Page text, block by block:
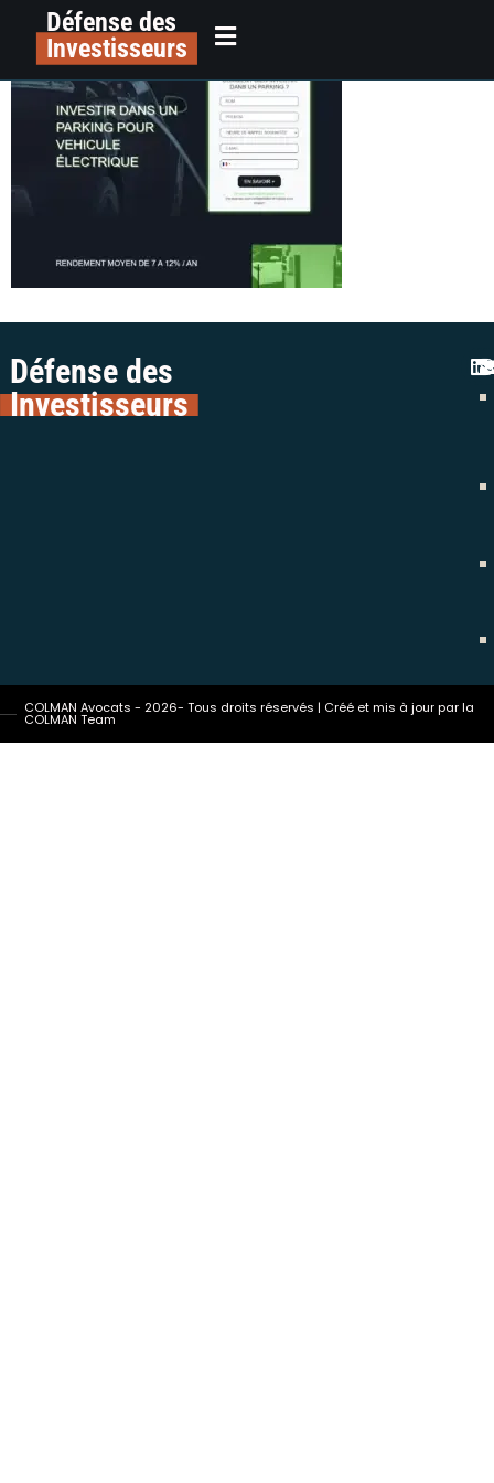
principalDéfense des
Investisseurs
electro-parking alerte
Défense des
Investisseurs
COLMAN Avocats - 2026- Tous droits réservés | Créé et mis à jour par la
COLMAN Team